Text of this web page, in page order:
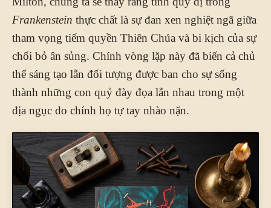
Frankenstein thực chất là sự đan xen nghiệt ngã giữa
tham vọng tiếm quyền Thiên Chúa và bi kịch của sự
chối bỏ ân sủng. Chính vòng lặp này đã biến cả chủ
thể sáng tạo lẫn đối tượng được ban cho sự sống
thành những con quỷ đày đọa lẫn nhau trong một
địa ngục do chính họ tự tay nhào nặn.